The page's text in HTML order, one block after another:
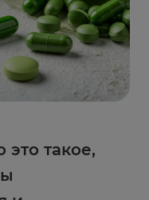
это такое,